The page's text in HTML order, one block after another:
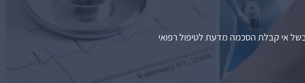
בשל אי קבלת הסכמה מדעת לטיפול רפואי